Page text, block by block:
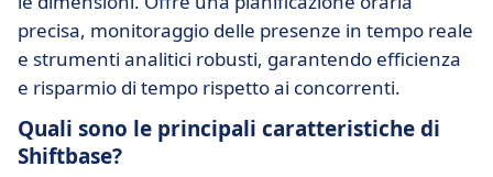
precisa, monitoraggio delle presenze in tempo reale
e strumenti analitici robusti, garantendo efficienza
e risparmio di tempo rispetto ai concorrenti.
Quali sono le principali caratteristiche di
Shiftbase?